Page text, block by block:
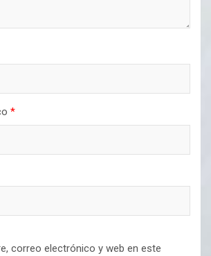
*
correo electrónico y web en este